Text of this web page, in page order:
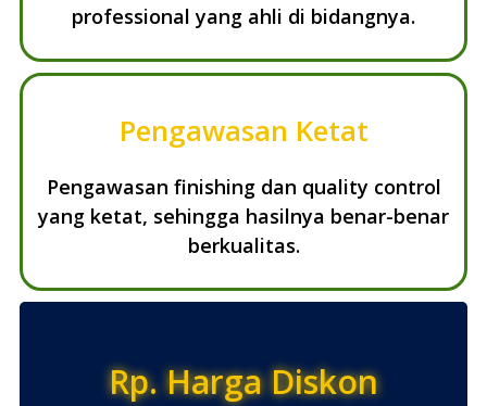
professional yang ahli di bidangnya.
Pengawasan Ketat
Pengawasan finishing dan quality control
yang ketat, sehingga hasilnya benar-benar
berkualitas.
Rp. Harga Diskon